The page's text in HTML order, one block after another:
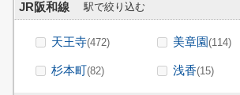
JR阪和線 駅で絞り込む
天王寺(472) 美章園(114)
杉本町(82) 浅香(15)